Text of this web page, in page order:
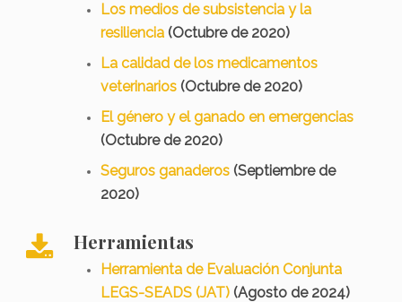
Los medios de subsistencia y la
resiliencia (Octubre de 2020)
La calidad de los medicamentos
veterinarios (Octubre de 2020)
El género y el ganado en emergencias
(Octubre de 2020)
Seguros ganaderos (Septiembre de
2020)
Herramientas
Herramienta de Evaluación Conjunta
LEGS-SEADS (JAT) (Agosto de 2024)